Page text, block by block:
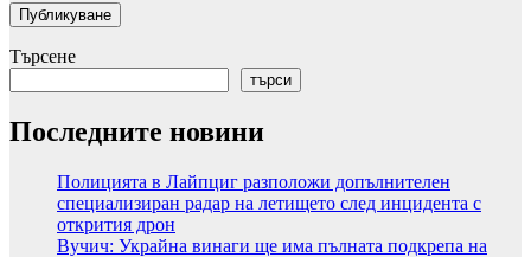
Търсене
търси
Последните новини
Полицията в Лайпциг разположи допълнителен
специализиран радар на летището след инцидента с
открития дрон
Вучич: Украйна винаги ще има пълната подкрепа на